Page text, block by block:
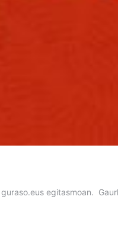
egitasmoan.